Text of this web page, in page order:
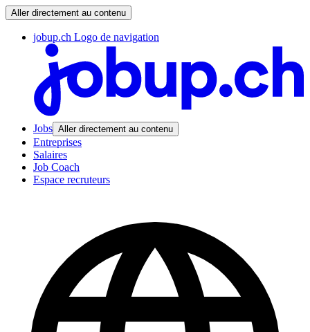
Aller directement au contenu
jobup.ch Logo de navigation
Jobs Aller directement au contenu
Entreprises
Salaires
Job Coach
Espace recruteurs